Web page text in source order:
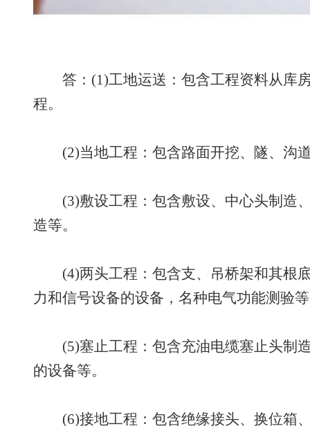
答：(1)工地运送：包含工程资料从库
程。
(2)当地工程：包含路面开挖、隧、沟
(3)敷设工程：包含敷设、中心头制造
造等。
(4)两头工程：包含支、吊桥架和其根
力和信号设备的设备，名种电气功能测验
(5)塞止工程：包含充油电缆塞止头制
的设备等。
(6)接地工程：包含绝缘接头、换位箱